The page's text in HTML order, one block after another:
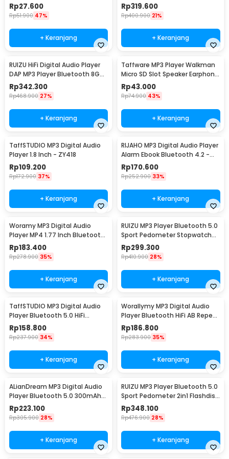
IRS9
Rp27.600
Rp51.900 47%
+ Keranjang
Bluetooth FM Radio - TON007B
Rp319.600
Rp400.900 21%
+ Keranjang
RUIZU HiFi Digital Audio Player
DAP MP3 Player Bluetooth 8GB
- D29
Rp342.300
Rp468.900 27%
+ Keranjang
Taffware MP3 Player Walkman
Micro SD Slot Speaker Earphone
100mAh - JM-003
Rp43.000
Rp74.900 43%
+ Keranjang
TaffSTUDIO MP3 Digital Audio
Player 1.8 Inch - ZY418
Rp109.200
Rp172.900 37%
+ Keranjang
RIJAHO MP3 Digital Audio Player
Alarm Ebook Bluetooth 4.2 -
ATJ2127
Rp170.600
Rp252.900 33%
+ Keranjang
Woramy MP3 Digital Audio
Player MP4 1.77 Inch Bluetooth
4.2 500mAh 8GB - SD-01
Rp183.400
Rp278.900 35%
+ Keranjang
RUIZU MP3 Player Bluetooth 5.0
Sport Pedometer Stopwatch
Portable Clip 8GB - X52
Rp299.300
Rp410.900 28%
+ Keranjang
TaffSTUDIO MP3 Digital Audio
Player Bluetooth 5.0 HiFi
Touchscreen - OK30
Rp158.800
Rp237.900 34%
+ Keranjang
Worallymy MP3 Digital Audio
Player Bluetooth HiFi AB Repeat
1.77 Inch - S309
Rp186.800
Rp283.900 35%
+ Keranjang
ALianDream MP3 Digital Audio
Player Bluetooth 5.0 300mAh
2.5 Inch - S301
Rp223.100
Rp305.900 28%
+ Keranjang
RUIZU MP3 Player Bluetooth 5.0
Sport Pedometer 2in1 Flashdisk
- X69
Rp348.100
Rp476.900 28%
+ Keranjang